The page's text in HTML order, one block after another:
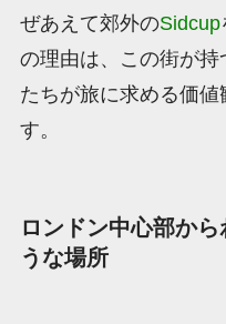
ぜあえて郊外のSidcup
の理由は、この街が
たちが旅に求める価
す。
ロンドン中心部か
うな場所